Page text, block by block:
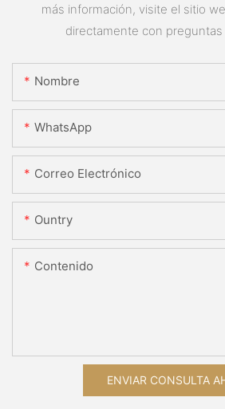
más información, visite el sitio
directamente con preguntas
Nombre
WhatsApp
Correo Electrónico
Ountry
Contenido
ENVIAR CONSULTA